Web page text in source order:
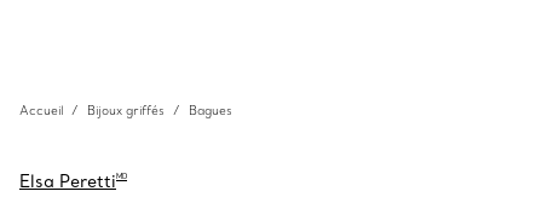
Accueil Bijoux griffés Bagues
Elsa PerettiMD